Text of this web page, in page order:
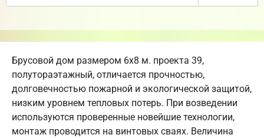
Брусовой дом размером 6х8 м. проекта 39,
полутораэтажный, отличается прочностью,
долговечностью пожарной и экологической защитой,
низким уровнем тепловых потерь. При возведении
используются проверенные новейшие технологии,
монтаж проводится на винтовых сваях. Величина